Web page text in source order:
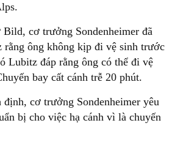
cơ trưởng Sondenheimer đã
ông không kịp đi vệ sinh trước
Lubitz đáp rằng ông có thể đi vệ
bay cất cánh trễ 20 phút.
định, cơ trưởng Sondenheimer yêu
bị cho việc hạ cánh vì là chuyến